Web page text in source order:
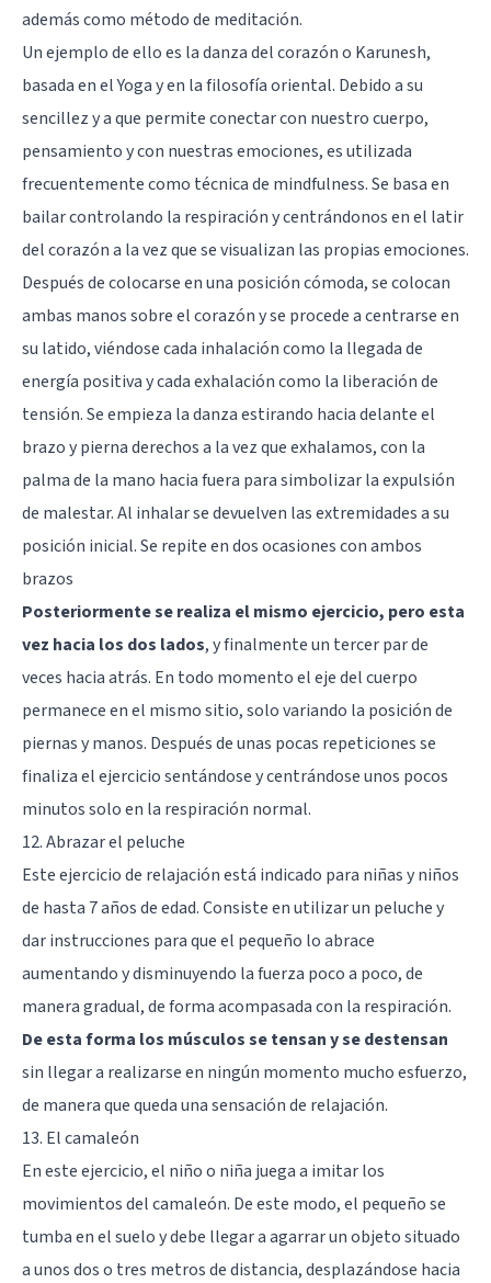
además como método de meditación.
Un ejemplo de ello es la danza del corazón o Karunesh,
basada en elYogay en la filosofía oriental. Debido a su
sencillez y a que permite conectar con nuestro cuerpo,
pensamiento y con nuestras emociones, es utilizada
frecuentemente como técnica de mindfulness. Se basa en
bailar controlando la respiración y centrándonos en el latir
del corazón a la vez que se visualizan las propias emociones.
Después de colocarse en una posición cómoda, se colocan
ambas manos sobre el corazón y se procede a centrarse en
su latido, viéndose cada inhalación como la llegada de
energía positiva y cada exhalación como la liberación de
tensión. Se empieza la danza estirando hacia delante el
brazo y pierna derechos a la vez que exhalamos, con la
palma de la mano hacia fuera para simbolizar la expulsión
de malestar. Al inhalar se devuelven las extremidades a su
posición inicial. Se repite en dos ocasiones con ambos
brazos
Posteriormente se realiza el mismo ejercicio, pero esta
vez hacia los dos lados, y finalmente un tercer par de
veces hacia atrás. En todo momento el eje del cuerpo
permanece en el mismo sitio, solo variando la posición de
piernas y manos. Después de unas pocas repeticiones se
finaliza el ejercicio sentándose y centrándose unos pocos
minutos solo en la respiración normal.
12. Abrazar el peluche
Este ejercicio de relajación está indicado para niñas y niños
de hasta 7 años de edad. Consiste en utilizar un peluche y
dar instrucciones para que el pequeño lo abrace
aumentando y disminuyendo la fuerza poco a poco, de
manera gradual, de forma acompasada con la respiración.
De esta forma los músculos se tensan y se destensan
sin llegar a realizarse en ningún momento mucho esfuerzo,
de manera que queda una sensación de relajación.
13. El camaleón
En este ejercicio, el niño o niña juega a imitar los
movimientos del camaleón. De este modo, el pequeño se
tumba en el suelo y debe llegar a agarrar un objeto situado
a unos dos o tres metros de distancia, desplazándose hacia